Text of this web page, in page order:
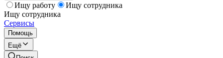
Ищу работу
Ищу сотрудника
Ищу сотрудника
Сервисы
Помощь
Ещё